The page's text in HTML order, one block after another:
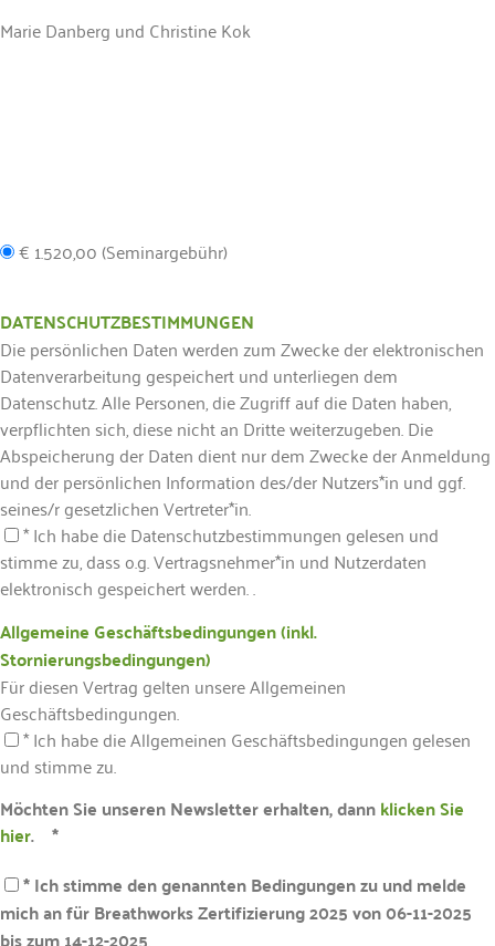
Marie Danberg und Christine Kok
€ 1.520,00 (Seminargebühr)
DATENSCHUTZBESTIMMUNGEN
Die persönlichen Daten werden zum Zwecke der elektronischen
Datenverarbeitung gespeichert und unterliegen dem
Datenschutz. Alle Personen, die Zugriff auf die Daten haben,
verpflichten sich, diese nicht an Dritte weiterzugeben. Die
Abspeicherung der Daten dient nur dem Zwecke der Anmeldung
und der persönlichen Information des/der Nutzers*in und ggf.
seines/r gesetzlichen Vertreter*in.
* Ich habe die Datenschutzbestimmungen gelesen und
stimme zu, dass o.g. Vertragsnehmer*in und Nutzerdaten
elektronisch gespeichert werden. .
Allgemeine Geschäftsbedingungen (inkl.
Stornierungsbedingungen)
Für diesen Vertrag gelten unsere Allgemeinen
Geschäftsbedingungen.
* Ich habe die Allgemeinen Geschäftsbedingungen gelesen
und stimme zu.
Möchten Sie unseren Newsletter erhalten, dannklicken Sie
hier. *
* Ich stimme den genannten Bedingungen zu und melde
mich an für Breathworks Zertifizierung 2025 von 06-11-2025
bis zum 14-12-2025.